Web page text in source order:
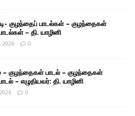
குழந்தைப் பாடல்கள் – குழந்தைகள்
– தி. யாழினி
2026 0
– குழந்தைகள் பாடல் – குழந்தைகள்
– எழுதியவர்: தி. யாழினி
0